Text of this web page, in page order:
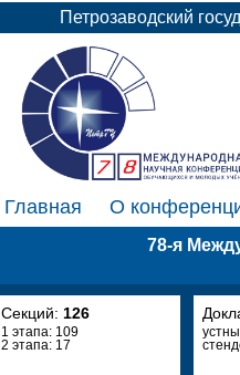
Петрозаводский
Главная О
78-я
Секций: 126
1 этапа: 109
2 этапа: 17